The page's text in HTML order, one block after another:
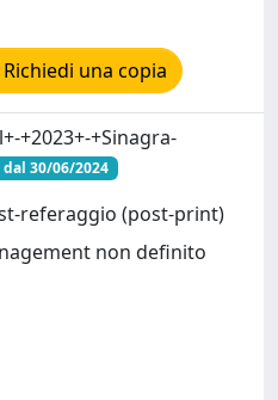
Richiedi una copia
+2023+-+Sinagra-
dal 30/06/2024
referaggio (post-print)
non definito